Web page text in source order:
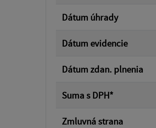
Dátum úhrady
Dátum evidencie
Dátum zdan. plnenia
Suma s DPH*
Zmluvná strana